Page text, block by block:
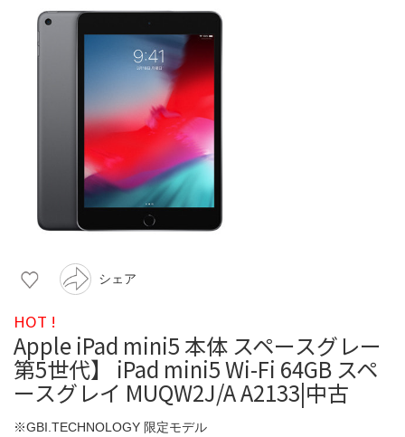
シェア
HOT !
Apple iPad mini5 本体 スペースグレー
第5世代】 iPad mini5 Wi-Fi 64GB スペ
ースグレイ MUQW2J/A A2133|中古
※GBI.TECHNOLOGY 限定モデル